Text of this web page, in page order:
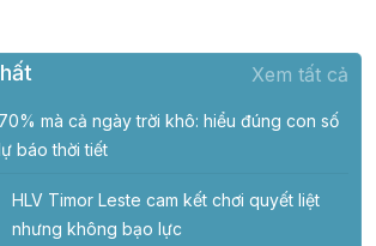
Xem tất cả
mà cả ngày trời khô: hiểu đúng con số
báo thời tiết
HLV Timor Leste cam kết chơi quyết liệt
nhưng không bạo lực